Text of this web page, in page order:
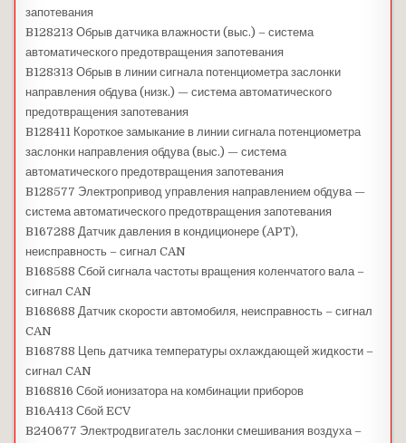
запотевания
B128213 Обрыв датчика влажности (выс.) – система
автоматического предотвращения запотевания
B128313 Обрыв в линии сигнала потенциометра заслонки
направления обдува (низк.) — система автоматического
предотвращения запотевания
B128411 Короткое замыкание в линии сигнала потенциометра
заслонки направления обдува (выс.) — система
автоматического предотвращения запотевания
B128577 Электропривод управления направлением обдува —
система автоматического предотвращения запотевания
B167288 Датчик давления в кондиционере (APT),
неисправность – сигнал CAN
B168588 Сбой сигнала частоты вращения коленчатого вала –
сигнал CAN
B168688 Датчик скорости автомобиля, неисправность – сигнал
CAN
B168788 Цепь датчика температуры охлаждающей жидкости –
сигнал CAN
B168816 Сбой ионизатора на комбинации приборов
B16A413 Сбой ECV
B240677 Электродвигатель заслонки смешивания воздуха –